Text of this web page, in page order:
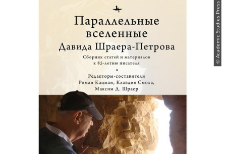
© Academic Studies Press